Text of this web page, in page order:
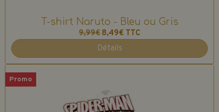
T-shirt Naruto - Bleu ou Gris
9,99€ 8,49€ TTC
Détails
Promo